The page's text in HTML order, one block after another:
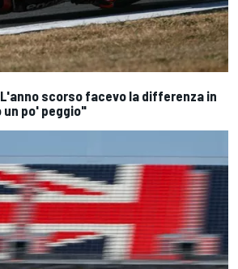
scorso facevo la differenza in
un po' peggio"